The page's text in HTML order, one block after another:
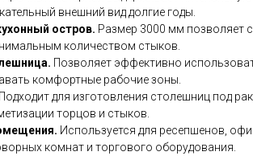
внешний вид долгие годы.
остров. Размер 3000 мм позволяет
количеством стыков.
Позволяет эффективно
комфортные рабочие зоны.
Подходит для изготовления столешниц под
торцов и стыков.
Используется для ресепшенов,
комнат и торгового оборудования.